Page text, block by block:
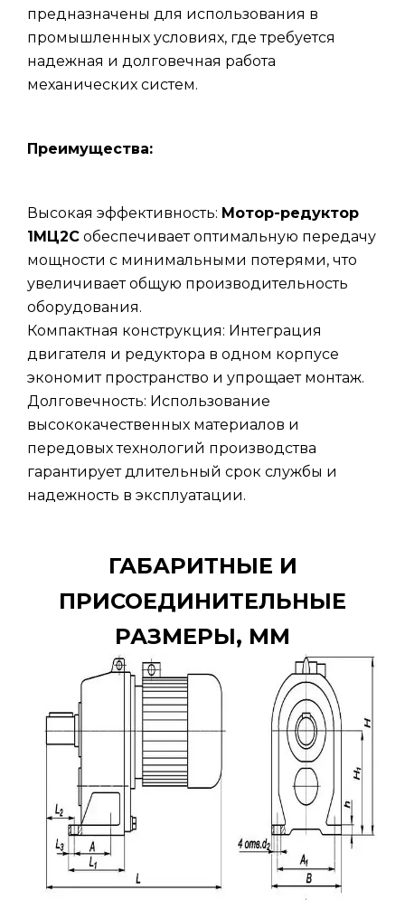
предназначены для использования в
промышленных условиях, где требуется
надежная и долговечная работа
механических систем.
Преимущества:
Высокая эффективность: Мотор-редуктор
1МЦ2С обеспечивает оптимальную передачу
мощности с минимальными потерями, что
увеличивает общую производительность
оборудования.
Компактная конструкция: Интеграция
двигателя и редуктора в одном корпусе
экономит пространство и упрощает монтаж.
Долговечность: Использование
высококачественных материалов и
передовых технологий производства
гарантирует длительный срок службы и
надежность в эксплуатации.
ГАБАРИТНЫЕ И
ПРИСОЕДИНИТЕЛЬНЫЕ
РАЗМЕРЫ, ММ